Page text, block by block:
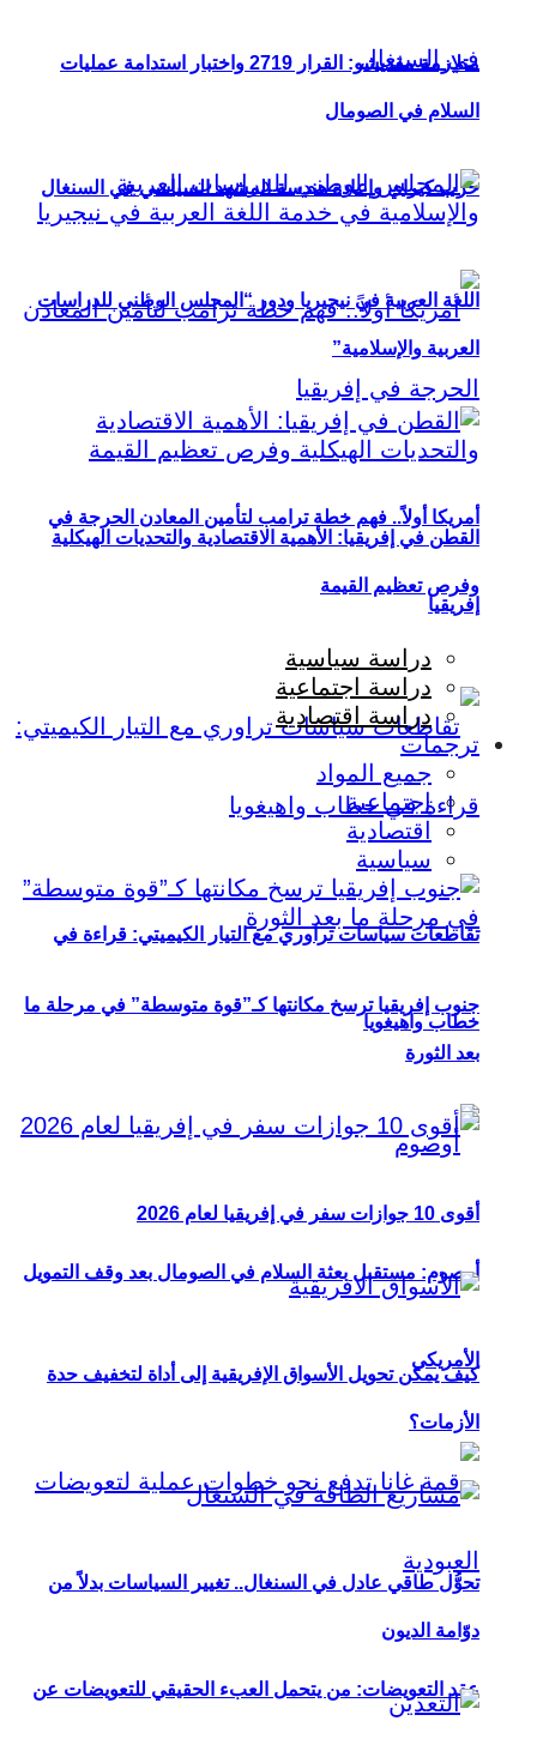
حزب كيراي وإعادة هندسة المشهد السياسي في السنغال
أمريكا أولاً.. فهم خطة ترامب لتأمين المعادن الحرجة في
إفريقيا
تقاطعات سياسات تراوري مع التيار الكيميتي: قراءة في
خطاب واهيغويا
أوصوم: مستقبل بعثة السلام في الصومال بعد وقف التمويل
الأمريكي
عقد التعويضات: من يتحمل العبء الحقيقي للتعويضات عن
متلازمة مقديشو: القرار 2719 واختبار استدامة عمليات
السلام في الصومال
اللغة العربية في نيجيريا ودور “المجلس الوطني للدراسات
العربية والإسلامية”
القطن في إفريقيا: الأهمية الاقتصادية والتحديات الهيكلية
وفرص تعظيم القيمة
دراسة سياسية
دراسة اجتماعية
دراسة اقتصادية
ترجمات
جميع المواد
اجتماعية
اقتصادية
سياسية
جنوب إفريقيا ترسخ مكانتها كـ”قوة متوسطة” في مرحلة ما
بعد الثورة
أقوى 10 جوازات سفر في إفريقيا لعام 2026
كيف يمكن تحويل الأسواق الإفريقية إلى أداة لتخفيف حدة
الأزمات؟
تحوُّل طاقي عادل في السنغال.. تغيير السياسات بدلاً من
دوّامة الديون